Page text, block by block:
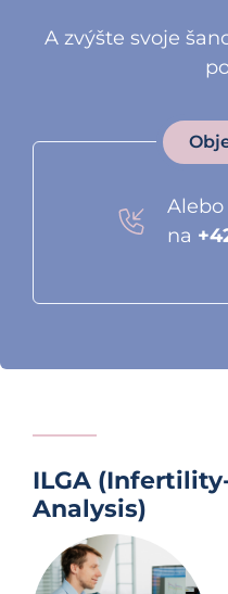
A zvýšte svoje
na
ILGA
Analysis)